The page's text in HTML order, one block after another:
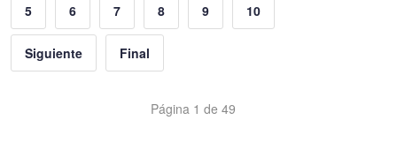
5 6 7 8 9 10
Siguiente Final
Página 1 de 49